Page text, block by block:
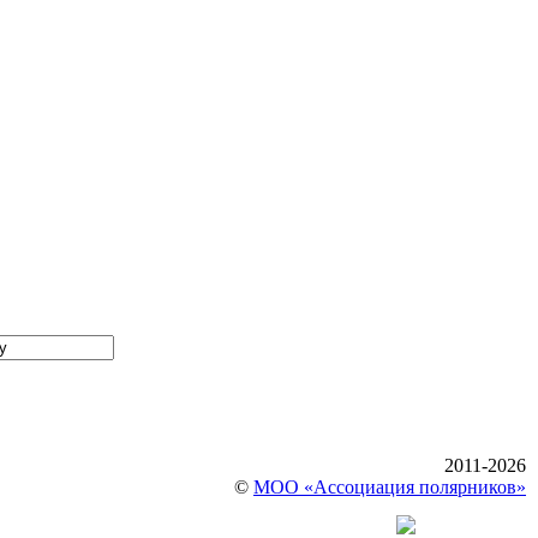
2011-2026
© МОО «Ассоциация полярников»